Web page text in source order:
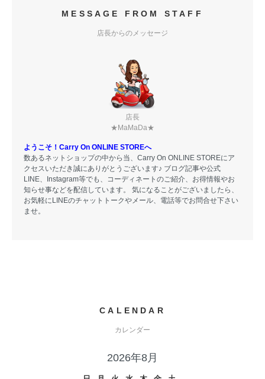
MESSAGE FROM STAFF
店長からのメッセージ
店長
★MaMaDa★
ようこそ！Carry On ONLINE STOREへ
数あるネットショップの中から当、Carry On ONLINE STOREにア
クセスいただき誠にありがとうございます♪ ブログ記事や公式
LINE、Instagram等でも、コーディネートのご紹介、お得情報やお
知らせ事などを配信しています。 気になることがございましたら、
お気軽にLINEのチャットトークやメール、電話等でお問合せ下さい
ませ。
CALENDAR
カレンダー
2026年8月